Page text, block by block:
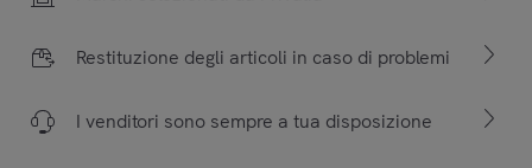
Restituzione degli articoli in caso di problemi
I venditori sono sempre a tua disposizione